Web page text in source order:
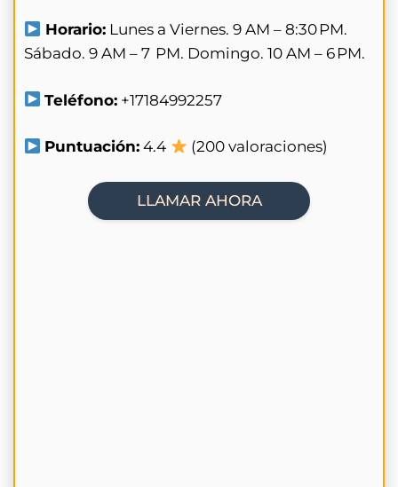
Horario: Lunes a Viernes. 9 AM – 8:30 PM.
Sábado. 9 AM – 7 PM. Domingo. 10 AM – 6 PM.
Teléfono: +17184992257
Puntuación: 4.4 (200 valoraciones)
LLAMAR AHORA